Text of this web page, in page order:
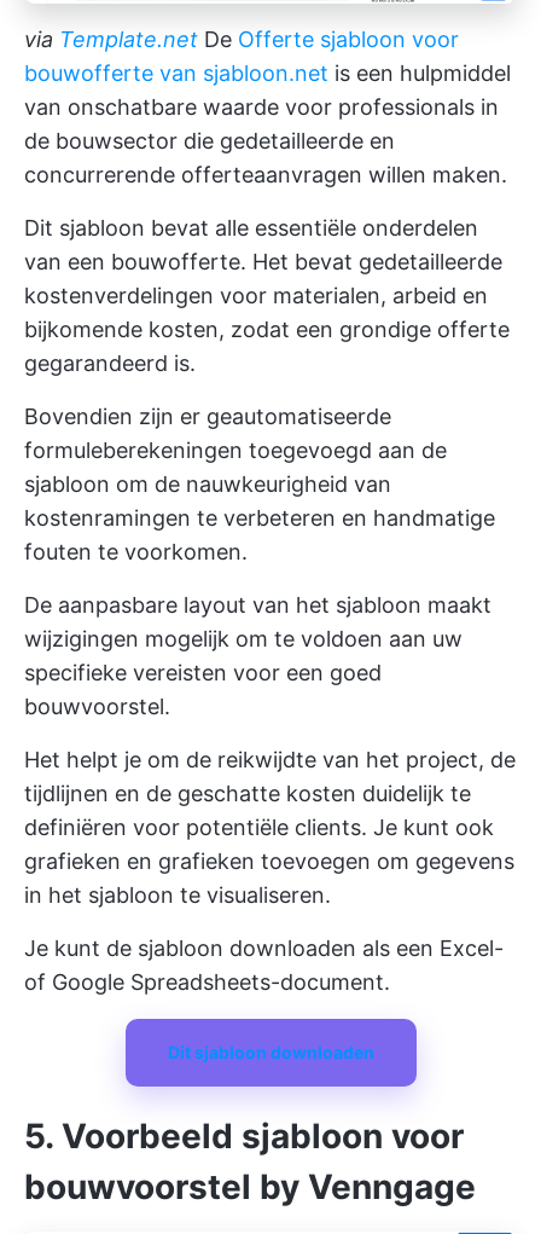
via Template.net De Offerte sjabloon voor
bouwofferte van sjabloon.net is een hulpmiddel
van onschatbare waarde voor professionals in
de bouwsector die gedetailleerde en
concurrerende offerteaanvragen willen maken.
Dit sjabloon bevat alle essentiële onderdelen
van een bouwofferte. Het bevat gedetailleerde
kostenverdelingen voor materialen, arbeid en
bijkomende kosten, zodat een grondige offerte
gegarandeerd is.
Bovendien zijn er geautomatiseerde
formuleberekeningen toegevoegd aan de
sjabloon om de nauwkeurigheid van
kostenramingen te verbeteren en handmatige
fouten te voorkomen.
De aanpasbare layout van het sjabloon maakt
wijzigingen mogelijk om te voldoen aan uw
specifieke vereisten voor een goed
bouwvoorstel.
Het helpt je om de reikwijdte van het project, de
tijdlijnen en de geschatte kosten duidelijk te
definiëren voor potentiële clients. Je kunt ook
grafieken en grafieken toevoegen om gegevens
in het sjabloon te visualiseren.
Je kunt de sjabloon downloaden als een Excel-
of Google Spreadsheets-document.
Dit sjabloon downloaden
5. Voorbeeld sjabloon voor
bouwvoorstel by Venngage